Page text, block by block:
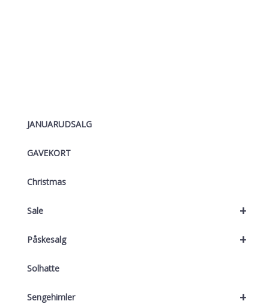
JANUARUDSALG
GAVEKORT
Christmas
+
Sale
+
Påskesalg
Solhatte
+
Sengehimler